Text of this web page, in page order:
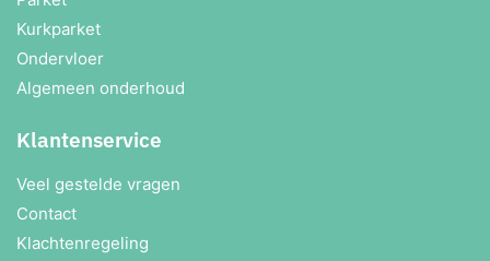
Kurkparket
Ondervloer
Algemeen onderhoud
Klantenservice
Veel gestelde vragen
Contact
Klachtenregeling